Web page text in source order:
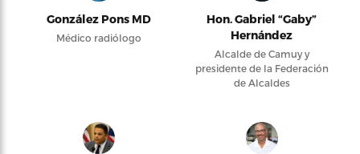
González Pons MD
Médico radiólogo
Hon. Gabriel “Gaby”
Hernández
Alcalde de Camuy y
presidente de la Federación
de Alcaldes